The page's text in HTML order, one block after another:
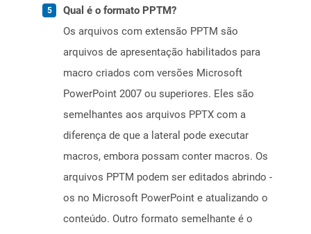
Qual é o formato PPTM?
Os arquivos com extensão PPTM são
arquivos de apresentação habilitados para
macro criados com versões Microsoft
PowerPoint 2007 ou superiores. Eles são
semelhantes aos arquivos PPTX com a
diferença de que a lateral pode executar
macros, embora possam conter macros. Os
arquivos PPTM podem ser editados abrindo -
os no Microsoft PowerPoint e atualizando o
conteúdo. Outro formato semelhante é o